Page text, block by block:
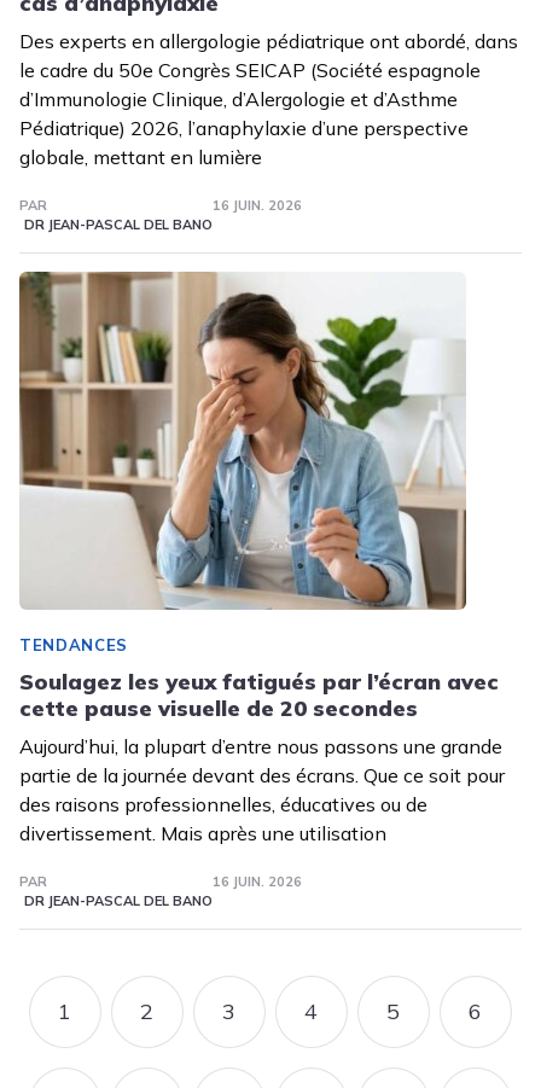
Des experts en allergologie pédiatrique ont abordé, dans
le cadre du 50e Congrès SEICAP (Société espagnole
d’Immunologie Clinique, d’Alergologie et d’Asthme
Pédiatrique) 2026, l’ana­phylaxie d’une perspective
globale, mettant en lumière
PAR
DR JEAN-PASCAL DEL BANO
16 JUIN. 2026
TENDANCES
Soulagez les yeux fatigués par l’écran avec
cette pause visuelle de 20 secondes
Aujourd’hui, la plupart d’entre nous passons une grande
partie de la journée devant des écrans. Que ce soit pour
des raisons professionnelles, éducatives ou de
divertissement. Mais après une utilisation
PAR
DR JEAN-PASCAL DEL BANO
16 JUIN. 2026
Pagination
PAGE
1 PAGE
2 PAGE
3 PAGE
4 PAGE
5 PAGE
6